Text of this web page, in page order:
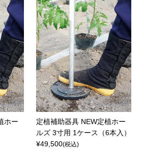
ホー
定植補助器具 NEW定植ホー
ルズ 3寸用 1ケース（6本入）
¥49,500(税込)